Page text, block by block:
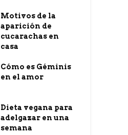
Motivos de la
aparición de
cucarachas en
casa
Cómo es Géminis
en el amor
Dieta vegana para
adelgazar en una
semana